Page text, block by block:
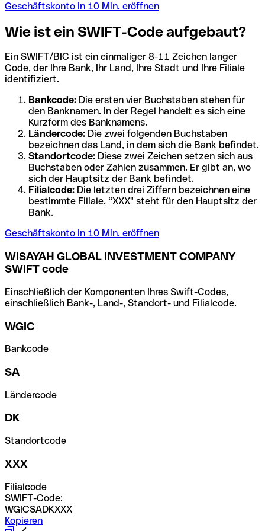
Geschäftskonto in 10 Min. eröffnen
Wie ist ein SWIFT-Code aufgebaut?
Ein SWIFT/BIC ist ein einmaliger 8-11 Zeichen langer
Code, der Ihre Bank, Ihr Land, Ihre Stadt und Ihre Filiale
identifiziert.
Bankcode: Die ersten vier Buchstaben stehen für
den Banknamen. In der Regel handelt es sich eine
Kurzform des Banknamens.
Ländercode: Die zwei folgenden Buchstaben
bezeichnen das Land, in dem sich die Bank befindet.
Standortcode: Diese zwei Zeichen setzen sich aus
Buchstaben oder Zahlen zusammen. Er gibt an, wo
sich der Hauptsitz der Bank befindet.
Filialcode: Die letzten drei Ziffern bezeichnen eine
bestimmte Filiale. “XXX" steht für den Hauptsitz der
Bank.
Geschäftskonto in 10 Min. eröffnen
WISAYAH GLOBAL INVESTMENT COMPANY
SWIFT code
Einschließlich der Komponenten Ihres Swift-Codes,
einschließlich Bank-, Land-, Standort- und Filialcode.
WGIC
Bankcode
SA
Ländercode
DK
Standortcode
XXX
Filialcode
SWIFT-Code:
WGICSADKXXX
Kopieren